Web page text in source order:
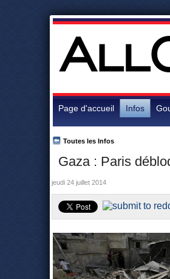
Page d'accueil Infos
Gaza : Paris
Toutes les Infos
jeudi 24 juillet 2014